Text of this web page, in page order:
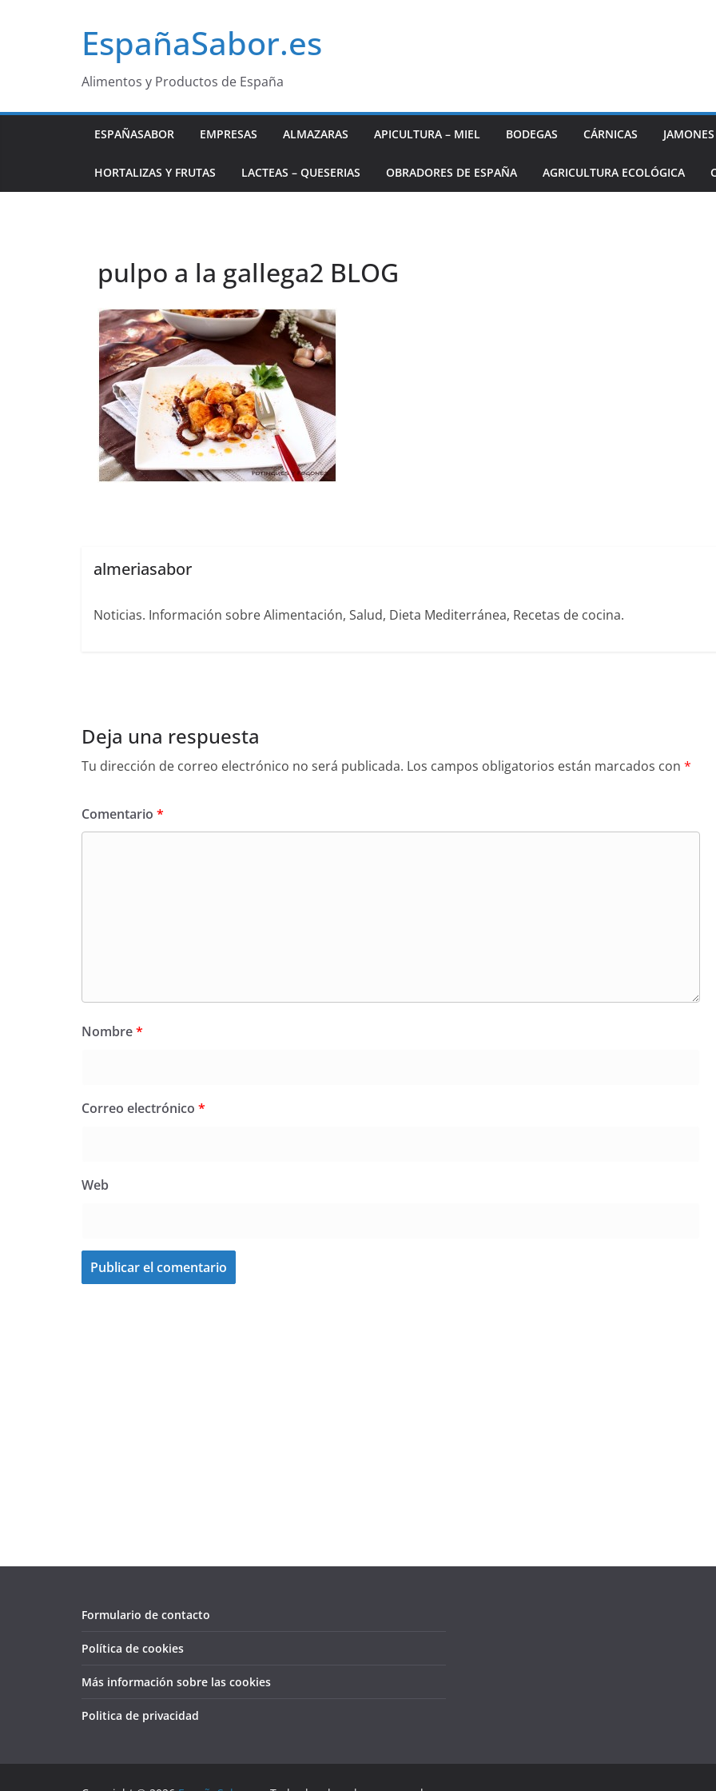
EspañaSabor.es
Alimentos y Productos de España
ESPAÑASABOR EMPRESAS ALMAZARAS APICULTURA – MIEL BODEGAS CÁRNICAS
HORTALIZAS Y FRUTAS LACTEAS – QUESERIAS OBRADORES DE ESPAÑA AGRICULTURA ECOLÓGICA
pulpo a la gallega2 BLOG
almeriasabor
Noticias. Información sobre Alimentación, Salud, Dieta Mediterránea, Recetas de cocina.
Deja una respuesta
Tu dirección de correo electrónico no será publicada. Los campos obligatorios están marcados con *
Comentario *
Nombre*
Correo electrónico *
Web
Formulario de contacto
Política de cookies
Más información sobre las cookies
Politica de privacidad